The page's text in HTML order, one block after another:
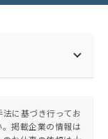
に基づき行ってお
掲載企業の情報は